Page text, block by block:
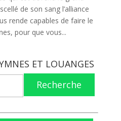
de son sang l’alliance
rende capables de faire le
pour que vous...
ET LOUANGES
Recherche